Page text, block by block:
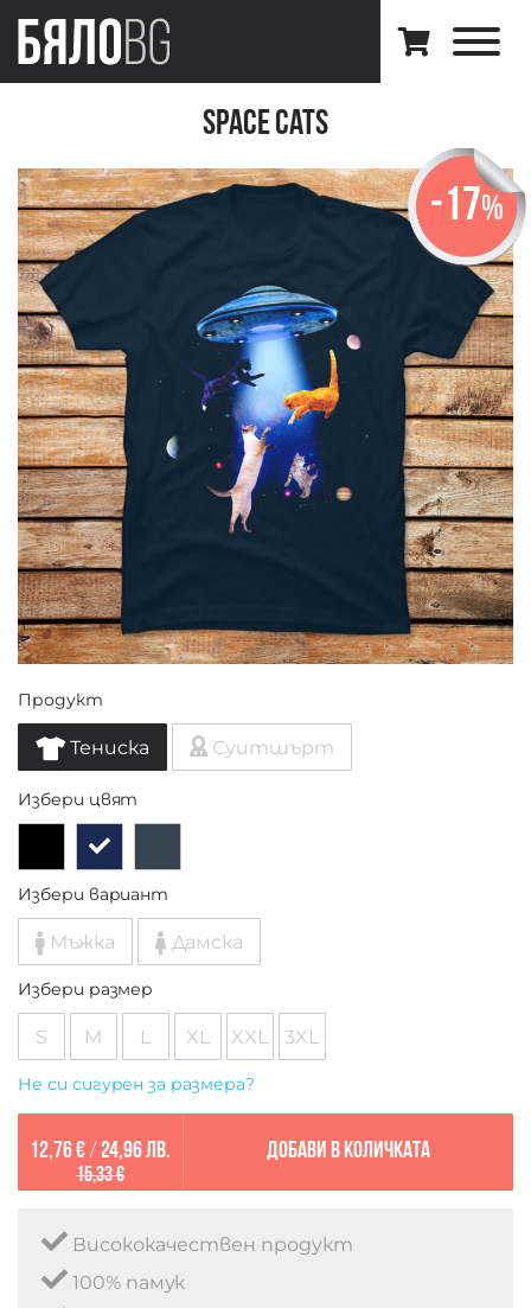
Space Cats
-17%
Продукт
Тениска Суитшърт
Избери цвят
Избери вариант
Мъжка Дамска
Избери размер
S M L XL XXL 3XL
Не си сигурен за размера?
12,76 €/ 24,96 лв.
15,33 €
Добави в количката
Висококачествен продукт
100% памук